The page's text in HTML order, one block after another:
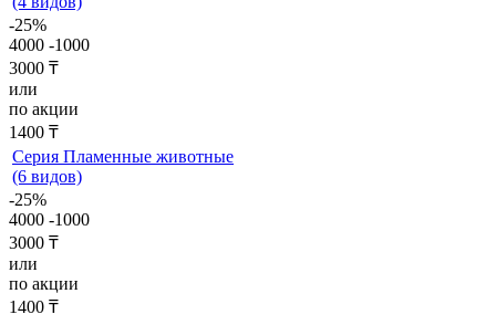
-25%
4000 -1000
3000 ₸
или
по акции
1400 ₸
Серия Пламенные животные
(6 видов)
-25%
4000 -1000
3000 ₸
или
по акции
1400 ₸